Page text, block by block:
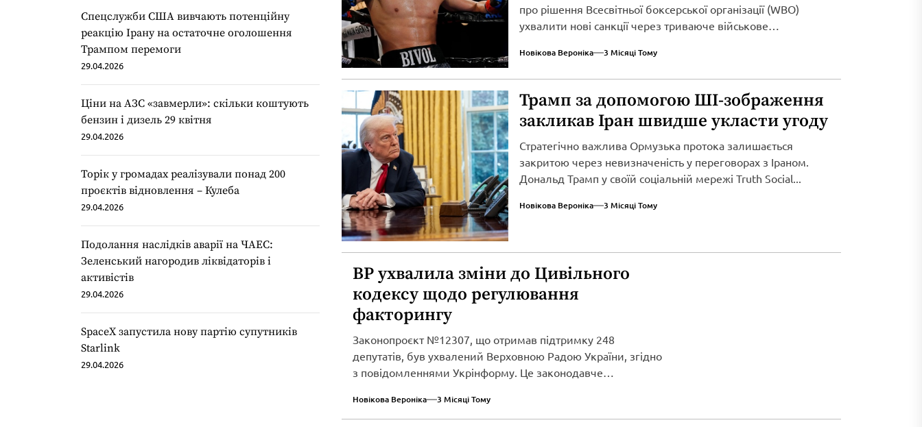
про рішення Всесвітньої боксерської організації (WBO)
ухвалити нові санкції через триваюче військове
Новікова Вероніка 3 Місяці Тому
Трамп за допомогою ШІ-зображення
закликав Іран швидше укласти угоду
Стратегічно важлива Ормузька протока залишається
закритою через невизначеність у переговорах з Іраном.
Дональд Трамп у своїй соціальній мережі Truth Social...
Новікова Вероніка 3 Місяці Тому
ВР ухвалила зміни до Цивільного
кодексу щодо регулювання
факторингу
Законопроєкт №12307, що отримав підтримку 248
депутатів, був ухвалений Верховною Радою України, згідно
з повідомленнями Укрінформу. Це законодавче
Новікова Вероніка 3 Місяці Тому
Спецслужби США вивчають потенційну
реакцію Ірану на остаточне оголошення
Трампом перемоги
29.04.2026
Ціни на АЗС «завмерли»: скільки коштують
бензин і дизель 29 квітня
29.04.2026
Торік у громадах реалізували понад 200
проєктів відновлення – Кулеба
29.04.2026
Подолання наслідків аварії на ЧАЕС:
Зеленський нагородив ліквідаторів і
активістів
29.04.2026
SpaceX запустила нову партію супутників
Starlink
29.04.2026